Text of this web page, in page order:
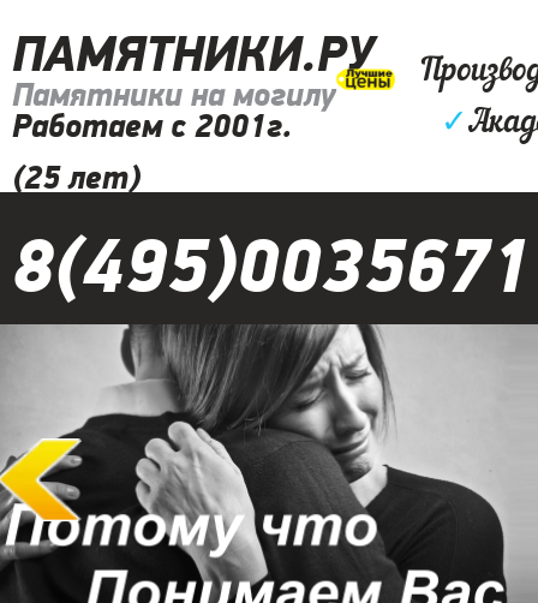
ПАМЯТНИКИ.РУ
Памятники на могилу
Работаем с 2001г.
(25 лет)
✓
8(495)0035671